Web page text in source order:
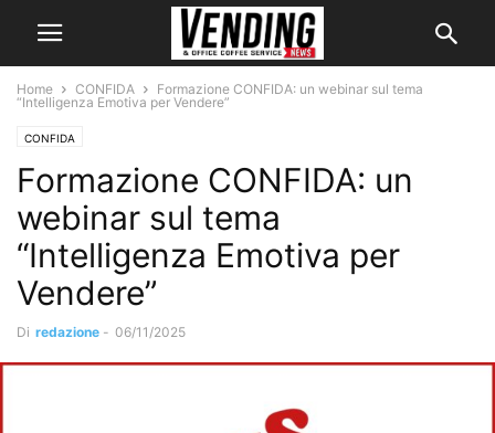
Home CONFIDA
Formazione CONFIDA: un webinar sul tema
“Intelligenza Emotiva per Vendere”
CONFIDA
Formazione CONFIDA: un
webinar sul tema
“Intelligenza Emotiva per
Vendere”
Di redazione - 06/11/2025